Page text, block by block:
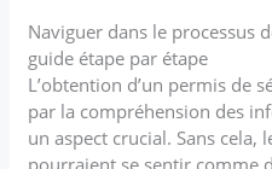
Naviguer dans le processus
guide étape par étape
L’obtention d’un permis de
par la compréhension des
un aspect crucial. Sans cela,
pourraient se sentir comme